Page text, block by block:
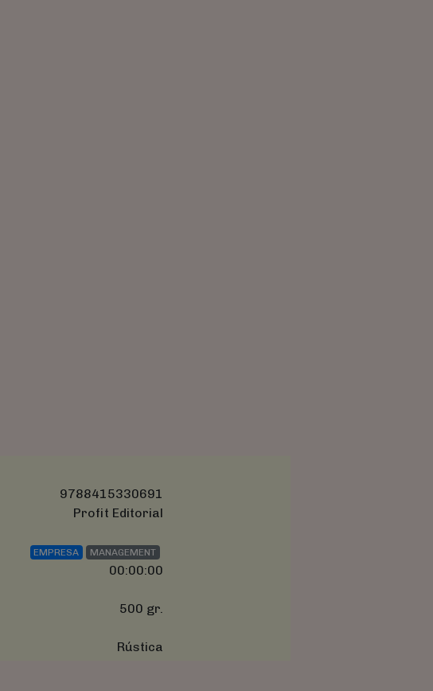
9788415330691
Profit Editorial
EMPRESA MANAGEMENT
00:00:00
500 gr.
Rústica